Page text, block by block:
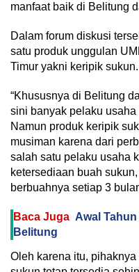
manfaat baik di Belitung
Dalam forum diskusi
satu produk unggulan
Timur yakni keripik sukun.
“Khususnya di Belitung
sini banyak pelaku
Namun produk keripik
musiman karena dari
salah satu pelaku usaha
ketersediaan buah
berbuahnya setiap 3
Baca Juga Awal
Belitung
Oleh karena itu,